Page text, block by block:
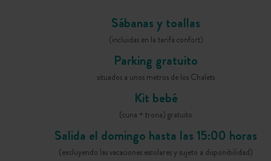
Sábanas y toallas
(incluidas en la tarifa confort)
Parking gratuito
situados a unos metros de los Chalets
Kit bebé
(cuna + trona) gratuito
Salida el domingo hasta las 15:00 horas
(excluyendo las vacaciones escolares y sujeto a disponibilidad)